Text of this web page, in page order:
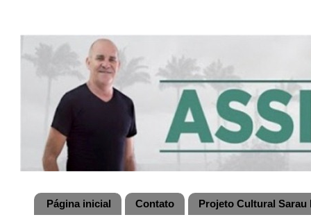
Página inicial Contato Projeto Cultural